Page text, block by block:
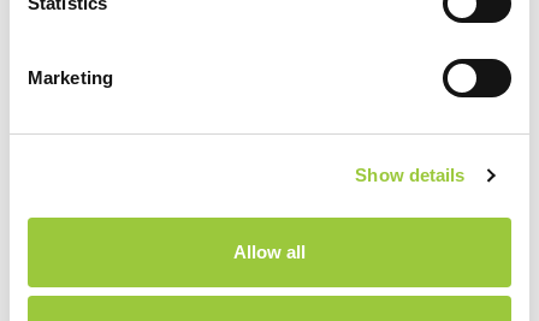
Marketing
Show details
Allow all
vicinanze più immediate del mare a dieci minuti a piedi